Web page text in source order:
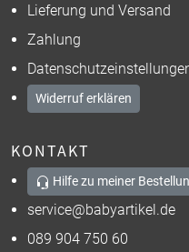
Lieferung und Versand
Zahlung
Widerruf erklären
KONTAKT
Hilfe zu meiner
service@babyartikel.de
089 904 750 60